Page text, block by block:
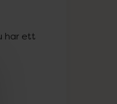
har ett